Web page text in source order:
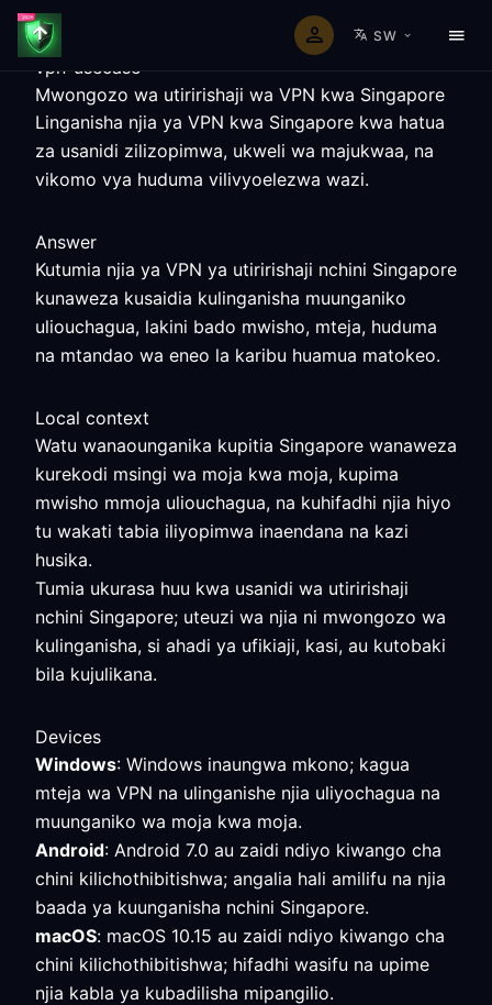
SW
vpn-usecase
Mwongozo wa utiririshaji wa VPN kwa Singapore
Linganisha njia ya VPN kwa Singapore kwa hatua
za usanidi zilizopimwa, ukweli wa majukwaa, na
vikomo vya huduma vilivyoelezwa wazi.
Answer
Kutumia njia ya VPN ya utiririshaji nchini Singapore
kunaweza kusaidia kulinganisha muunganiko
uliouchagua, lakini bado mwisho, mteja, huduma
na mtandao wa eneo la karibu huamua matokeo.
Local context
Watu wanaounganika kupitia Singapore wanaweza
kurekodi msingi wa moja kwa moja, kupima
mwisho mmoja uliouchagua, na kuhifadhi njia hiyo
tu wakati tabia iliyopimwa inaendana na kazi
husika.
Tumia ukurasa huu kwa usanidi wa utiririshaji
nchini Singapore; uteuzi wa njia ni mwongozo wa
kulinganisha, si ahadi ya ufikiaji, kasi, au kutobaki
bila kujulikana.
Devices
Windows: Windows inaungwa mkono; kagua
mteja wa VPN na ulinganishe njia uliyochagua na
muunganiko wa moja kwa moja.
Android: Android 7.0 au zaidi ndiyo kiwango cha
chini kilichothibitishwa; angalia hali amilifu na njia
baada ya kuunganisha nchini Singapore.
macOS: macOS 10.15 au zaidi ndiyo kiwango cha
chini kilichothibitishwa; hifadhi wasifu na upime
njia kabla ya kubadilisha mipangilio.